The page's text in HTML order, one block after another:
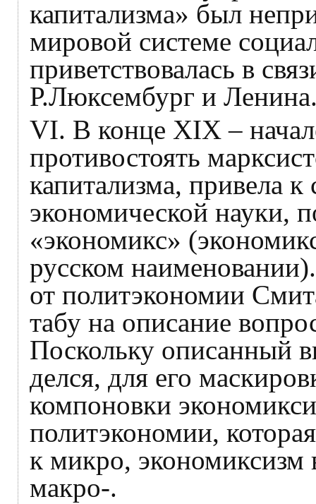
капитализма» был
мировой системе
приветствовалась в
Р.Люксембург и
VI. В конце XIX –
противостоять
капитализма, привела
экономической науки,
«экономикс»
русском
от политэкономии
табу на описание
Поскольку описанный
делся, для его
компоновки
политэкономии,
к микро, экономиксизм
макро-.